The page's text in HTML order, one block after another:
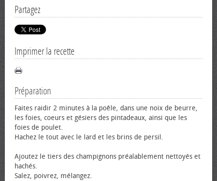
Partagez
Imprimer la recette
Préparation
Faites raidir 2 minutes à la poêle, dans une noix de beurre,
les foies, cœurs et gésiers des pintadeaux, ainsi que les
foies de poulet.
Hachez le tout avec le lard et les brins de persil.
Ajoutez le tiers des champignons préalablement nettoyés et
hachés.
Salez, poivrez, mélangez.